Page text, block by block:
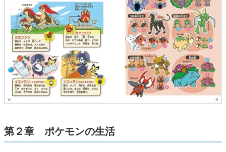
第２章 ポケモンの生活